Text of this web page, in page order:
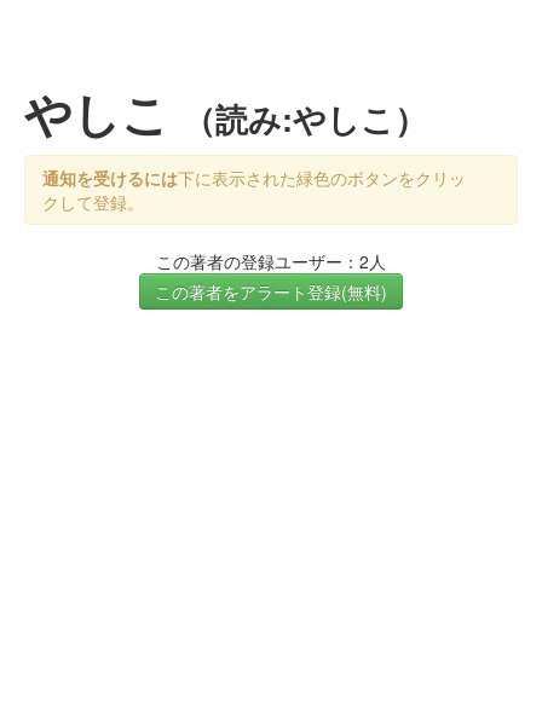
やしこ （読み:やしこ）
通知を受けるには下に表示された緑色のボタンをクリッ
クして登録。
この著者の登録ユーザー：2人
この著者をアラート登録(無料)